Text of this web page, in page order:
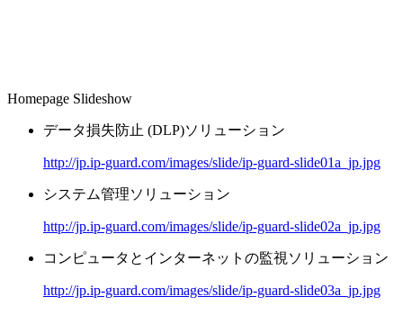
Homepage Slideshow
データ損失防止 (DLP)ソリューション
http://jp.ip-guard.com/images/slide/ip-guard-slide01a_jp.jpg
システム管理ソリューション
http://jp.ip-guard.com/images/slide/ip-guard-slide02a_jp.jpg
コンピュータとインターネットの監視ソリューション
http://jp.ip-guard.com/images/slide/ip-guard-slide03a_jp.jpg